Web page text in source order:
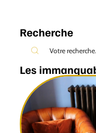
Recherche
Les